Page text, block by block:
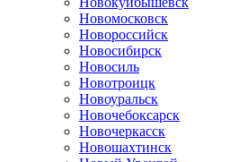
Новомосковск
Новороссийск
Новосибирск
Новосиль
Новотроицк
Новоуральск
Новочебоксарск
Новочеркасск
Новошахтинск